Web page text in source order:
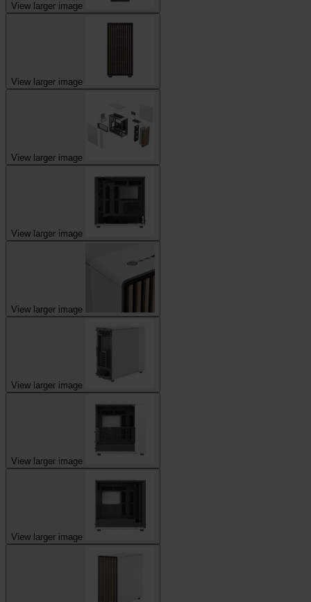
View larger image
View larger image
View larger image
View larger image
View larger image
View larger image
View larger image
View larger image